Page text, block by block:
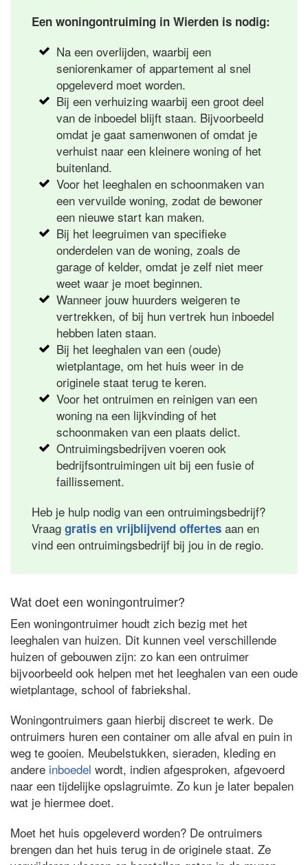
Een woningontruiming in Wierden is nodig:
Na een overlijden, waarbij een
seniorenkamer of appartement al snel
opgeleverd moet worden.
Bij een verhuizing waarbij een groot deel
van de inboedel blijft staan. Bijvoorbeeld
omdat je gaat samenwonen of omdat je
verhuist naar een kleinere woning of het
buitenland.
Voor het leeghalen en schoonmaken van
een vervuilde woning, zodat de bewoner
een nieuwe start kan maken.
Bij het leegruimen van specifieke
onderdelen van de woning, zoals de
garage of kelder, omdat je zelf niet meer
weet waar je moet beginnen.
Wanneer jouw huurders weigeren te
vertrekken, of bij hun vertrek hun inboedel
hebben laten staan.
Bij het leeghalen van een (oude)
wietplantage, om het huis weer in de
originele staat terug te keren.
Voor het ontruimen en reinigen van een
woning na een lijkvinding of het
schoonmaken van een plaats delict.
Ontruimingsbedrijven voeren ook
bedrijfsontruimingen uit bij een fusie of
faillissement.
Heb je hulp nodig van een ontruimingsbedrijf?
Vraag gratis en vrijblijvend offertes aan en
vind een ontruimingsbedrijf bij jou in de regio.
Wat doet een woningontruimer?
Een woningontruimer houdt zich bezig met het
leeghalen van huizen. Dit kunnen veel verschillende
huizen of gebouwen zijn: zo kan een ontruimer
bijvoorbeeld ook helpen met het leeghalen van een oude
wietplantage, school of fabriekshal.
Woningontruimers gaan hierbij discreet te werk. De
ontruimers huren een container om alle afval en puin in
weg te gooien. Meubelstukken, sieraden, kleding en
andere inboedel wordt, indien afgesproken, afgevoerd
naar een tijdelijke opslagruimte. Zo kun je later bepalen
wat je hiermee doet.
Moet het huis opgeleverd worden? De ontruimers
brengen dan het huis terug in de originele staat. Ze